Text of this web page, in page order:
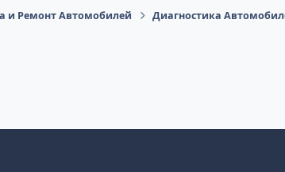
и Ремонт Автомобилей Диагностика